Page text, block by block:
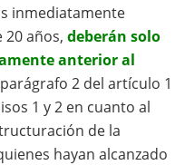
inmediatamente
años, deberán solo
anterior al
2 del artículo 1
1 y 2 en cuanto al
de la
hayan alcanzado